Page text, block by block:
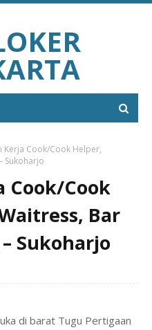
Kerja Cook/Cook Helper,
Sukoharjo
Cook/Cook
Bar
Sukoharjo
di barat Tugu Pertigaan